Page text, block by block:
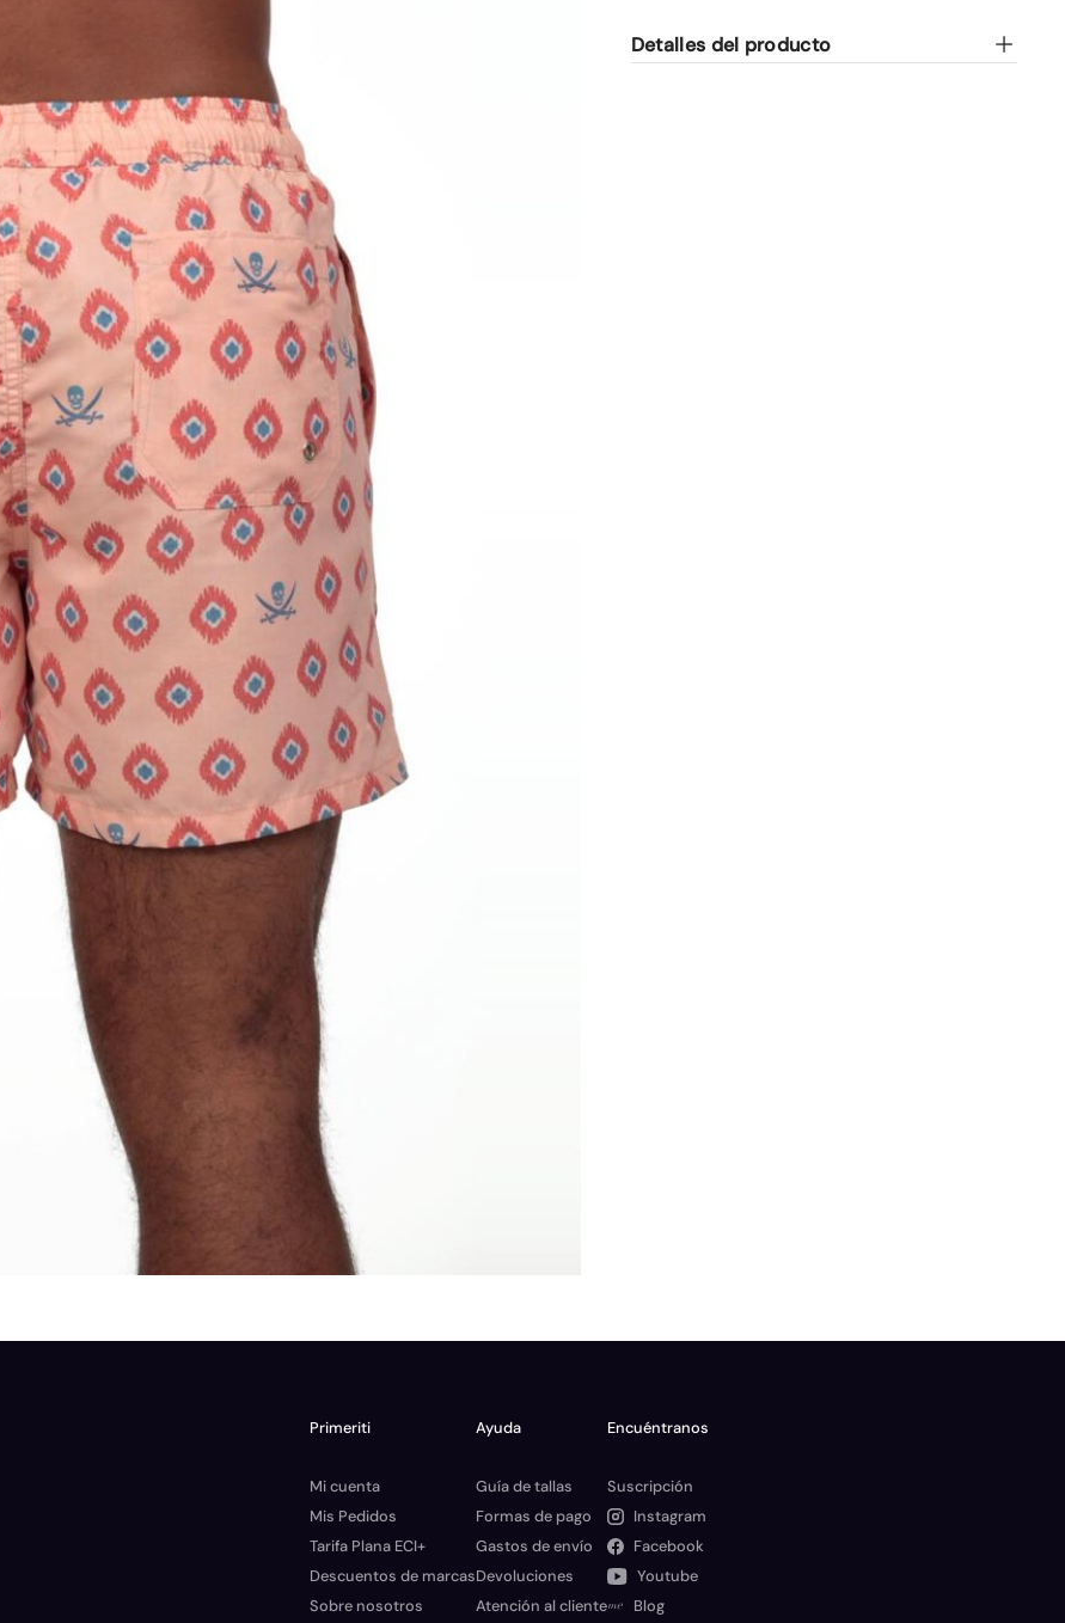
Detalles del producto
Primeriti
Mi cuenta
Mis Pedidos
Tarifa Plana ECI+
Descuentos de marcas
Sobre nosotros
Ayuda
Guía de tallas
Formas de pago
Gastos de envío
Devoluciones
Atención al cliente
Encuéntranos
Suscripción
Instagram
Facebook
Youtube
Blog